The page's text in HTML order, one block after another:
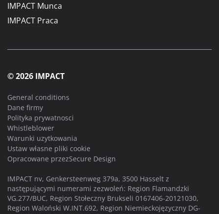
IMPACT Munca
IMPACT Praca
© 2026 IMPACT
General conditions
Dane firmy
Polityka prywatnosci
Whistleblower
Warunki uzytkowania
Ustaw własne pliki cookie
Opracowane przezSecure Design
IMPACT nv, Genkersteenweg 379a, 3500 Hasselt z
następującymi numerami zezwoleń: Region Flamandzki
VG.277/BUC, Region Stołeczny Brukseli 0167406-20121030,
Region Waloński W.INT.692, Region Niemieckojęzyczny DG-